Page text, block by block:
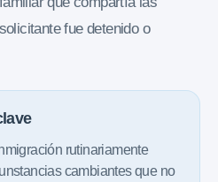
fue detenido o
rutinariamente
cambiantes que no